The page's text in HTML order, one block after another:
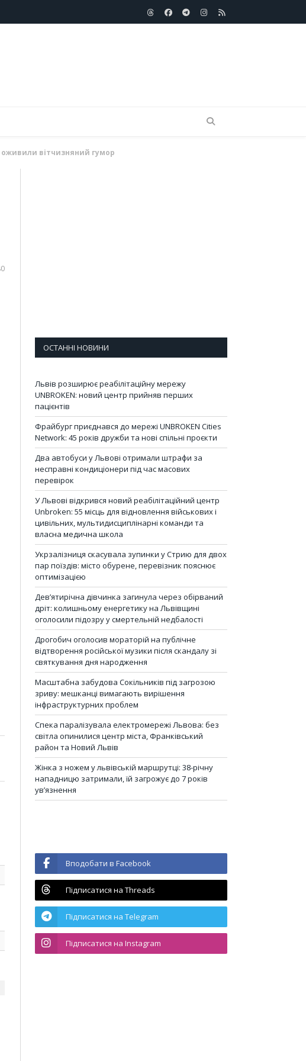
ThreadsFacebook
telegram
Instagram
RSS
оживили вітчизняний гумор
ОСТАННІ НОВИНИ
Львів розширює реабілітаційну мережу
UNBROKEN: новий центр прийняв перших
пацієнтів
Фрайбург приєднався до мережі UNBROKEN Cities
Network: 45 років дружби та нові спільні проєкти
Два автобуси у Львові отримали штрафи за
несправні кондиціонери під час масових
перевірок
У Львові відкрився новий реабілітаційний центр
Unbroken: 55 місць для відновлення військових і
цивільних, мультидисциплінарні команди та
власна медична школа
Укрзалізниця скасувала зупинки у Стрию для двох
пар поїздів: місто обурене, перевізник пояснює
оптимізацією
Дев’ятирічна дівчинка загинула через обірваний
дріт: колишньому енергетику на Львівщині
оголосили підозру у смертельній недбалості
Дрогобич оголосив мораторій на публічне
відтворення російської музики після скандалу зі
святкування дня народження
Масштабна забудова Сокільників під загрозою
зриву: мешканці вимагають вирішення
інфраструктурних проблем
Спека паралізувала електромережі Львова: без
світла опинилися центр міста, Франківський
район та Новий Львів
Жінка з ножем у львівській маршрутці: 38-річну
нападницю затримали, їй загрожує до 7 років
ув’язнення
Вподобати в Facebook
Підписатися на Threads
Підписатися на Telegram
Підписатися на Instagram